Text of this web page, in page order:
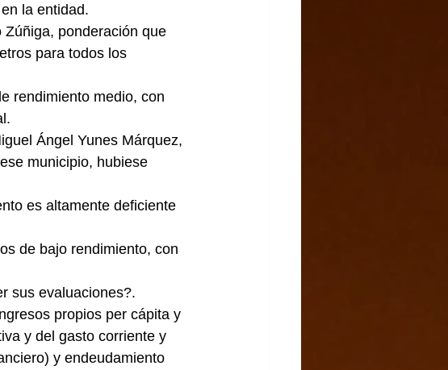
la entidad.
ponderación que
para todos los
rendimiento medio, con
Ángel Yunes Márquez,
municipio, hubiese
es altamente deficiente
de bajo rendimiento, con
sus evaluaciones?.
propios per cápita y
y del gasto corriente y
y endeudamiento